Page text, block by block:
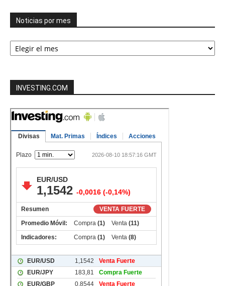
Noticias por mes
Noticias
por
INVESTING.COM